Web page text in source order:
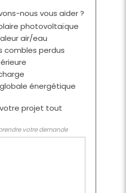
nous vous aider ?
photovoltaïque
air/eau
combles perdus
énergétique
projet tout
votre demande